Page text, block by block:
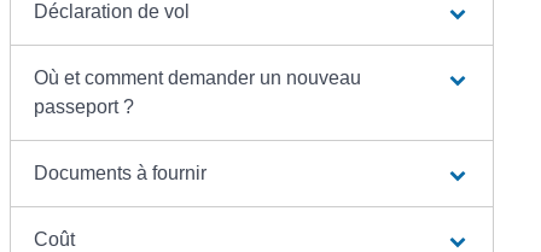
Déclaration de vol
Où et comment demander un nouveau
passeport ?
Documents à fournir
Coût